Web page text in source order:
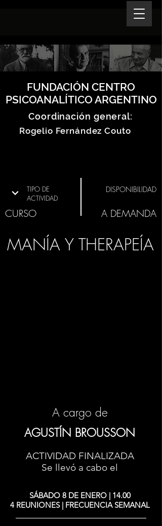
FUNDACIÓN CENTRO
PSICOANALÍTICO ARGENTINO
Coordinación general:
Rogelio Fernández Couto
TIPO DE
ACTIVIDAD
CURSO
DISPONIBILIDAD
A DEMANDA
MANÍA Y THERAPEÍA
A cargo de
AGUSTÍN BROUSSON
ACTIVIDAD FINALIZADA
Se llevó a cabo el
SÁBADO 8 DE ENERO | 14.00
4 REUNIONES | FRECUENCIA SEMANAL